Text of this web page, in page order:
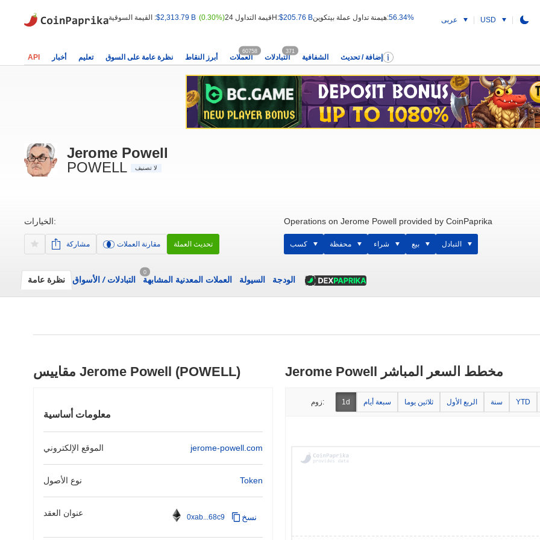
القيمة السوقية :$2,313.79 B (0.30%) قيمة التداول 24H:$205.76 B هيمنة تداول عملة بيتكوين:56.34% عربى USD
API أخبار تعليم نظرة عامة على السوق أبرز النقاط العملات
60758
التبادلات
371
الشفافية إضافة / تحديث
Jerome Powell
POWELL
لا تصنيف
الخيارات:
مشاركة مقارنة العملات تحديث العملة
Operations on Jerome Powell provided by CoinPaprika
كسب محفظة شراء بيع التبادل
نظرة عامة التبادلات/ الأسواق
0
العملات المعدنية المشابهة السيولة الودجة
مقاييس Jerome Powell (POWELL)
معلومات أساسية
الموقع الإلكتروني jerome-powell.com
نوع الأصول Token
عنوان العقد 0xab...68c9 نسخ
Jerome Powell مخطط السعر المباشر
زوم: 1d سبعة أيام ثلاثين يوما الربع الأول سنة YTD